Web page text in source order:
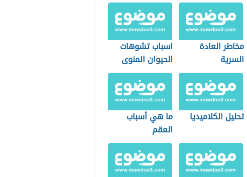
مخاطر العادة
السرية
اسباب تشوهات
الحيوان المنوى
تحليل الكلاميديا
ما هي أسباب
العقم